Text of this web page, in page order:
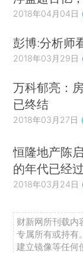
2018年04月04日
彭博:分析师
2018年03月29日
万科郁亮：
已终结
2018年03月27日
恒隆地产陈
的年代已经
2018年03月24日
财新网所刊载内
专属所有或持有
建立镜像等任何